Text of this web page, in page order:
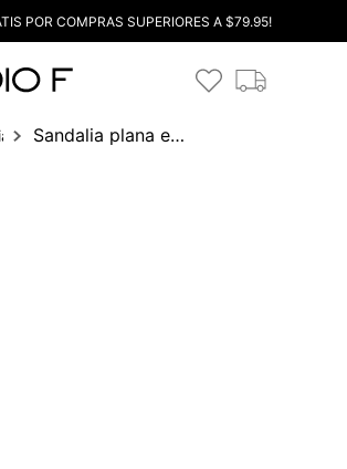
POR COMPRAS SUPERIORES A $79.95!
plana Sandalia plana en cristales